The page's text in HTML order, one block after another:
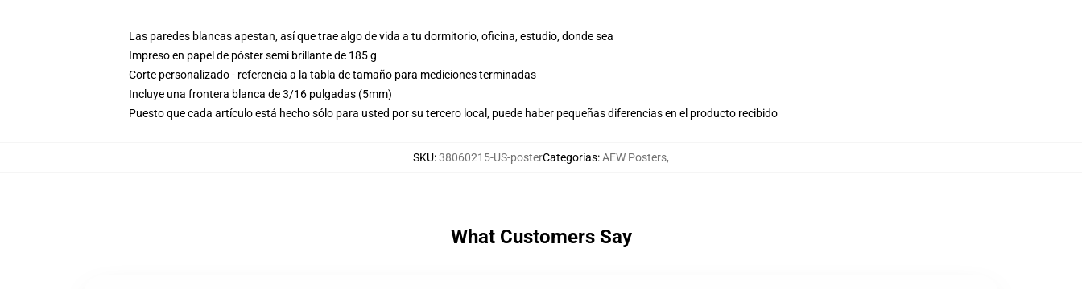
Las paredes blancas apestan, así que trae algo de vida a tu dormitorio, oficina, estudio, donde sea
Impreso en papel de póster semi brillante de 185 g
Corte personalizado - referencia a la tabla de tamaño para mediciones terminadas
Incluye una frontera blanca de 3/16 pulgadas (5mm)
Puesto que cada artículo está hecho sólo para usted por su tercero local, puede haber pequeñas diferencias en el producto recibido
SKU:38060215-US-posterCategorías:AEW Posters,
What Customers Say